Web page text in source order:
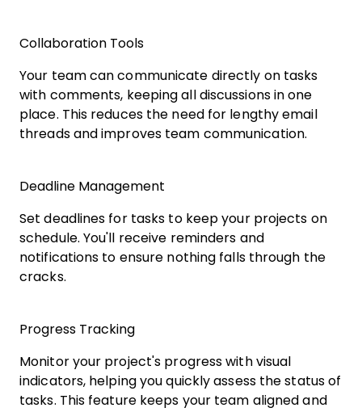
Collaboration Tools
Your team can communicate directly on tasks
with comments, keeping all discussions in one
place. This reduces the need for lengthy email
threads and improves team communication.
Deadline Management
Set deadlines for tasks to keep your projects on
schedule. You'll receive reminders and
notifications to ensure nothing falls through the
cracks.
Progress Tracking
Monitor your project's progress with visual
indicators, helping you quickly assess the status of
tasks. This feature keeps your team aligned and